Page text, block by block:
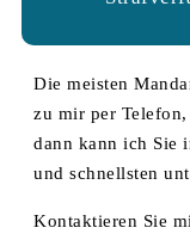
Die meisten
zu mir per
dann kann ich Sie
und schnellsten
Kontaktieren Sie